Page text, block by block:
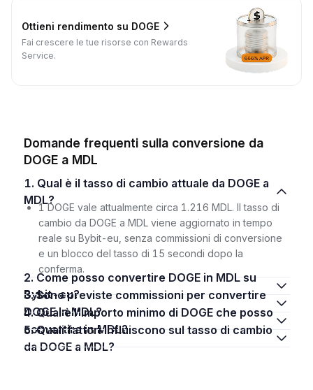
Ottieni rendimento su DOGE
Fai crescere le tue risorse con Rewards
Service.
Domande frequenti sulla conversione da
DOGE a MDL
1. Qual è il tasso di cambio attuale da DOGE a
MDL?
1 DOGE vale attualmente circa 1.216 MDL. Il tasso di
cambio da DOGE a MDL viene aggiornato in tempo
reale su Bybit-eu, senza commissioni di conversione
e un blocco del tasso di 15 secondi dopo la
conferma.
2. Come posso convertire DOGE in MDL su
Bybit-eu?
3. Sono previste commissioni per convertire
DOGE in MDL?
4. Qual è l'importo minimo di DOGE che posso
convertire in MDL?
5. Quali fattori influiscono sul tasso di cambio
da DOGE a MDL?